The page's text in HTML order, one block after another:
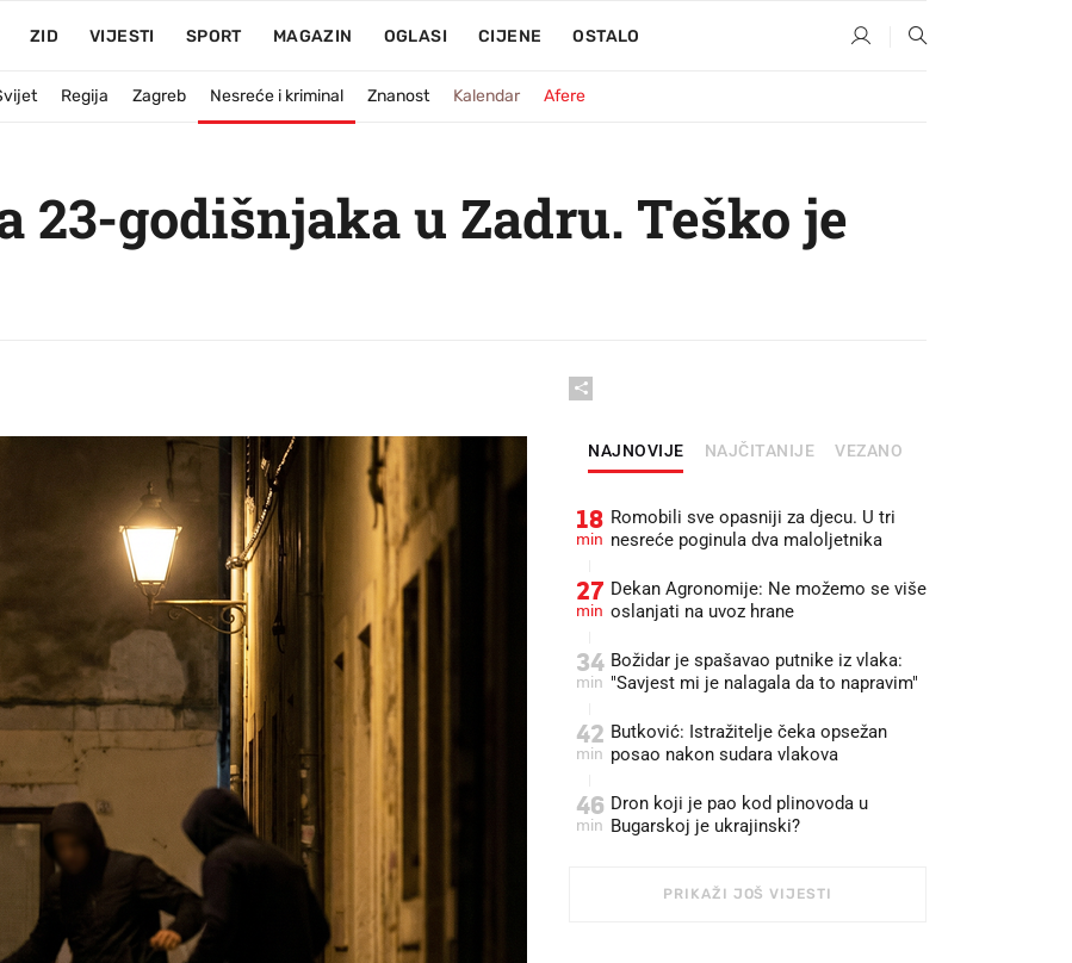
ZID VIJESTI SPORT MAGAZIN OGLASI CIJENE OSTALO
Regija Zagreb Nesreće i kriminal Znanost Kalendar Afere
23-godišnjaka u Zadru. Teško je
NAJNOVIJE NAJČITANIJE VEZANO
18
min
Romobili sve opasniji za djecu. U tri
nesreće poginula dva maloljetnika
27
min
Dekan Agronomije: Ne možemo se više
oslanjati na uvoz hrane
34
min
Božidar je spašavao putnike iz vlaka:
"Savjest mi je nalagala da to napravim"
42
min
Butković: Istražitelje čeka opsežan
posao nakon sudara vlakova
46
min
Dron koji je pao kod plinovoda u
Bugarskoj je ukrajinski?
PRIKAŽI JOŠ VIJESTI